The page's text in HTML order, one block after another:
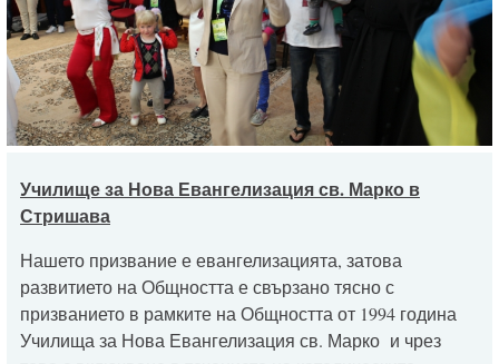
Училище за Нова Евангелизация св. Марко в
Стришава
Нашето призвание е евангелизацията, затова
развитието на Общността е свързано тясно с
призванието в рамките на Общността от 1994 година
Училища за Нова Евангелизация св. Марко и чрез